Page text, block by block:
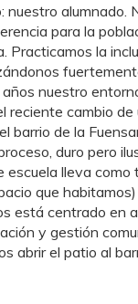
nuestro alumnado.
para la
Practicamos la
nuestro
reciente cambio de
barrio de la
duro pero
lleva como
que
está centrado en
y gestión
abrir el patio al